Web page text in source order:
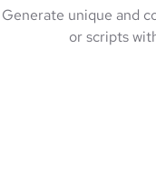
Generate unique and
or scripts